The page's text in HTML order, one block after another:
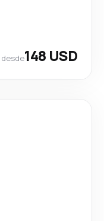
desde148 USD